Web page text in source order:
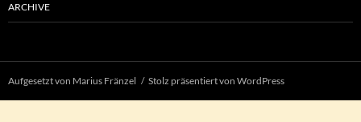
ARCHIVE
Aufgesetzt von Marius Fränzel Stolz präsentiert von WordPress